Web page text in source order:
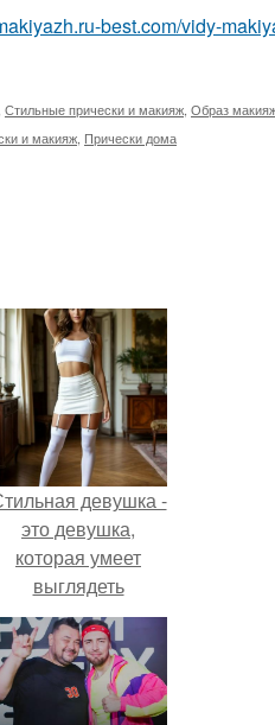
best.com/vidy-
Стильные прически и макияж Образ
и макияж Прически дома
девушка -
это девушка,
которая умеет
выглядеть
привлекательно и
в любои
ситуации.